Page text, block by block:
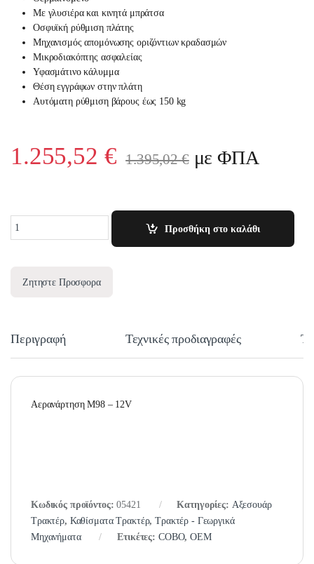
Με γλυσιέρα και κινητά μπράτσα
Οσφυϊκή ρύθμιση πλάτης
Μηχανισμός απομόνωσης οριζόντιων κραδασμών
Μικροδιακόπτης ασφαλείας
Υφασμάτινο κάλυμμα
Θέση εγγράφων στην πλάτη
Αυτόματη ρύθμιση βάρους έως 150 kg
1.255,52 € 1.395,02€με ΦΠΑ
Προσθήκη στο καλάθι
Ζητηστε Προσφορα
Περιγραφή Τεχνικές προδιαγραφές
Αερανάρτηση M98 – 12V
Κωδικός προϊόντος:05421 Κατηγορίες: Αξεσουάρ
Τρακτέρ, Καθίσματα Τρακτέρ,Τρακτέρ - Γεωργικά
Μηχανήματα
Ετικέτες: COBO,OEM